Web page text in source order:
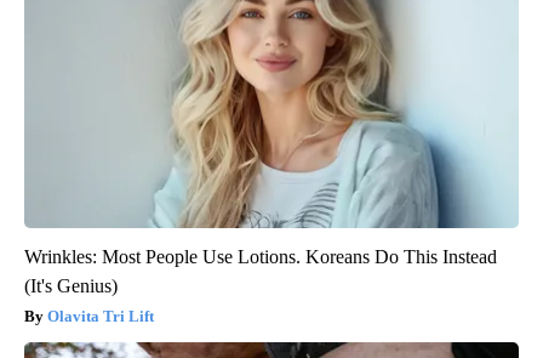
Wrinkles: Most People Use Lotions. Koreans Do This Instead
(It's Genius)
Olavita Tri Lift